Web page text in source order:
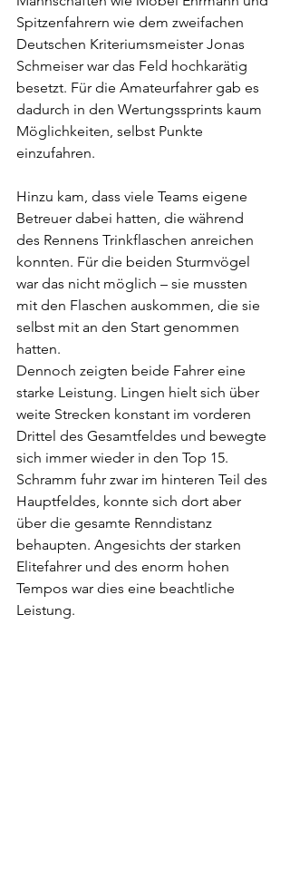
Spitzenfahrern wie dem zweifachen
Deutschen Kriteriumsmeister Jonas
Schmeiser war das Feld hochkarätig
besetzt. Für die Amateurfahrer gab es
dadurch in den Wertungssprints kaum
Möglichkeiten, selbst Punkte
einzufahren.
Hinzu kam, dass viele Teams eigene
Betreuer dabei hatten, die während
des Rennens Trinkflaschen anreichen
konnten. Für die beiden Sturmvögel
war das nicht möglich – sie mussten
mit den Flaschen auskommen, die sie
selbst mit an den Start genommen
hatten.
Dennoch zeigten beide Fahrer eine
starke Leistung. Lingen hielt sich über
weite Strecken konstant im vorderen
Drittel des Gesamtfeldes und bewegte
sich immer wieder in den Top 15.
Schramm fuhr zwar im hinteren Teil des
Hauptfeldes, konnte sich dort aber
über die gesamte Renndistanz
behaupten. Angesichts der starken
Elitefahrer und des enorm hohen
Tempos war dies eine beachtliche
Leistung.